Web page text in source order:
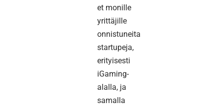
et monille
yrittäjille
onnistuneita
startupeja,
erityisesti
iGaming-
alalla, ja
samalla